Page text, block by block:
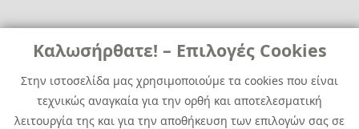
Καλωσήρθατε! – Επιλογές Cookies
Στην ιστοσελίδα μας χρησιμοποιούμε τα cookies που είναι
τεχνικώς αναγκαία για την ορθή και αποτελεσματική
λειτουργία της και για την αποθήκευση των επιλογών σας σε
Χρήσιμα
News
Media Kit
Career
Quest Group